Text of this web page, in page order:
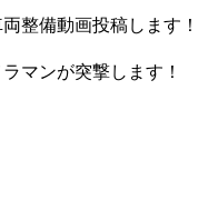
整備動画投稿します！
マンが突撃します！